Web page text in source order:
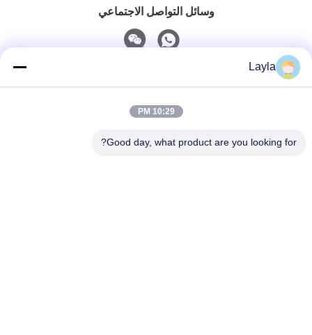
وسائل التواصل الاجتماعي
0086-18688885859
Layla
10:29 PM
Good day, what product are you looking for?